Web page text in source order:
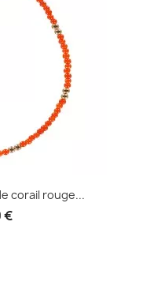
corail rouge...
€